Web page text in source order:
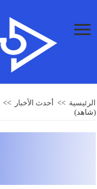
الرئيسية >> أحدث الأخبار >>
(شاهد)